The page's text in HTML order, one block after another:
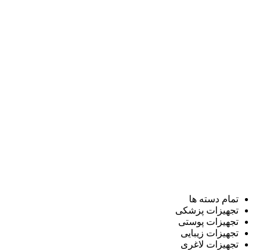
تمام دسته ها
تجهیزات پزشکی
تجهیزات پوستی
تجهیزات زیبایی
تجهیزات لاغری